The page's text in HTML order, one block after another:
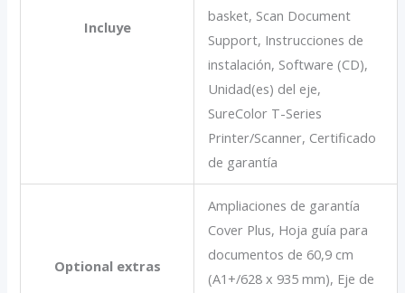
Incluye
basket, Scan Document
Support, Instrucciones de
instalación, Software (CD),
Unidad(es) del eje,
SureColor T-Series
Printer/Scanner, Certificado
de garantía
Optional extras
Ampliaciones de garantía
Cover Plus, Hoja guía para
documentos de 60,9 cm
(A1+/628 x 935 mm), Eje de